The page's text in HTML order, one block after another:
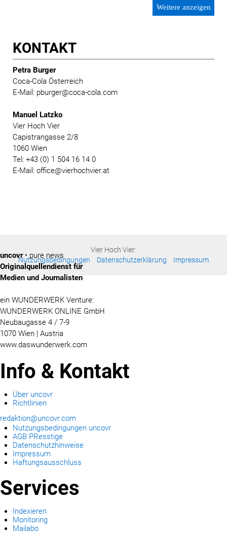
Weitere anzeigen
KONTAKT
Petra Burger
Coca-Cola Österreich
E-Mail: pburger@coca-cola.com
Manuel Latzko
Vier Hoch Vier
Capistrangasse 2/8
1060 Wien
Tel: +43 (0) 1 504 16 14 0
E-Mail: office@vierhochvier.at
Vier Hoch Vier:
Nutzungsbedingungen
Datenschutzerklärung Impressum
uncovr• pure news
Originalquellendienst für
Medien und Journalisten
ein WUNDERWERK Venture:
WUNDERWERK ONLINE GmbH
Neubaugasse 4 / 7-9
1070 Wien | Austria
www.daswunderwerk.com
Info & Kontakt
Über uncovr
Richtlinien
redaktion@uncovr.com
Nutzungsbedingungen uncovr
AGB PResstige
Datenschutzhinweise
Impressum
Haftungsausschluss
Services
Indexieren
Monitoring
Mailabo